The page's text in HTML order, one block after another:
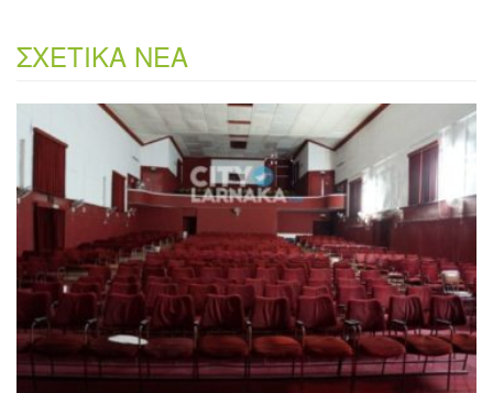
ΣΧΕΤΙΚΑ ΝΕΑ